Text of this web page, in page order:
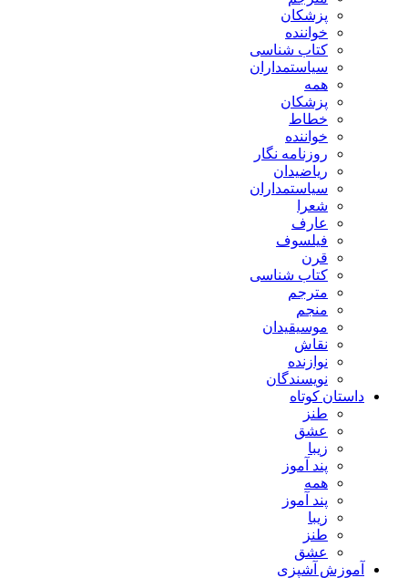
پزشکان
خواننده
کتاب شناسی
سیاستمداران
همه
پزشکان
خطاط
خواننده
روزنامه نگار
ریاضیدان
سیاستمداران
شعرا
عارف
فیلسوف
قرن
کتاب شناسی
مترجم
منجم
موسیقیدان
نقاش
نوازنده
نویسندگان
داستان کوتاه
طنز
عشق
زیبا
پند آموز
همه
پند آموز
زیبا
طنز
عشق
آموزش آشپزی